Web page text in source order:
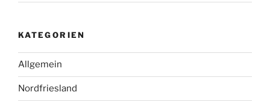
KATEGORIEN
Allgemein
Nordfriesland